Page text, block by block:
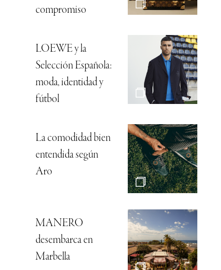
compromiso
LOEWE y la
Selección Española:
moda, identidad y
fútbol
La comodidad bien
entendida según
Aro
MANERO
desembarca en
Marbella